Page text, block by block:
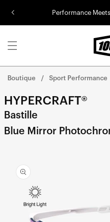
Performance
Boutique Sport Performance
HYPERCRAFT®
Bastille
Blue Mirror
informations
sur le
produit